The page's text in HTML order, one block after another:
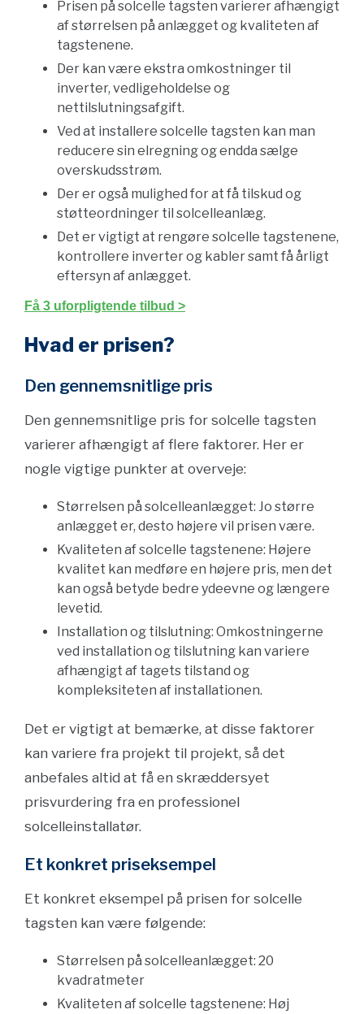
Prisen på solcelle tagsten varierer afhængigt
af størrelsen på anlægget og kvaliteten af
tagstenene.
Der kan være ekstra omkostninger til
inverter, vedligeholdelse og
nettilslutningsafgift.
Ved at installere solcelle tagsten kan man
reducere sin elregning og endda sælge
overskudsstrøm.
Der er også mulighed for at få tilskud og
støtteordninger til solcelleanlæg.
Det er vigtigt at rengøre solcelle tagstenene,
kontrollere inverter og kabler samt få årligt
eftersyn af anlægget.
Få 3 uforpligtende tilbud >
Hvad er prisen?
Den gennemsnitlige pris
Den gennemsnitlige pris for solcelle tagsten
varierer afhængigt af flere faktorer. Her er
nogle vigtige punkter at overveje:
Størrelsen på solcelleanlægget: Jo større
anlægget er, desto højere vil prisen være.
Kvaliteten af solcelle tagstenene: Højere
kvalitet kan medføre en højere pris, men det
kan også betyde bedre ydeevne og længere
levetid.
Installation og tilslutning: Omkostningerne
ved installation og tilslutning kan variere
afhængigt af tagets tilstand og
kompleksiteten af installationen.
Det er vigtigt at bemærke, at disse faktorer
kan variere fra projekt til projekt, så det
anbefales altid at få en skræddersyet
prisvurdering fra en professionel
solcelleinstallatør.
Et konkret priseksempel
Et konkret eksempel på prisen for solcelle
tagsten kan være følgende:
Størrelsen på solcelleanlægget: 20
kvadratmeter
Kvaliteten af solcelle tagstenene: Høj